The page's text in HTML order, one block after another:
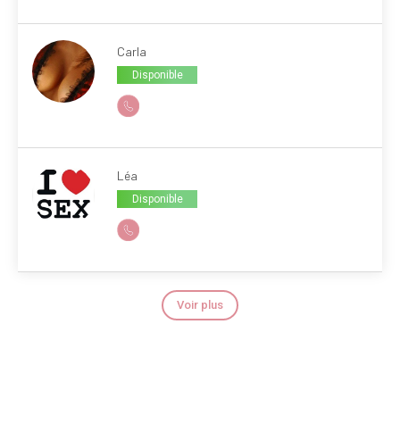
Carla
Disponible
Léa
Disponible
Voir plus